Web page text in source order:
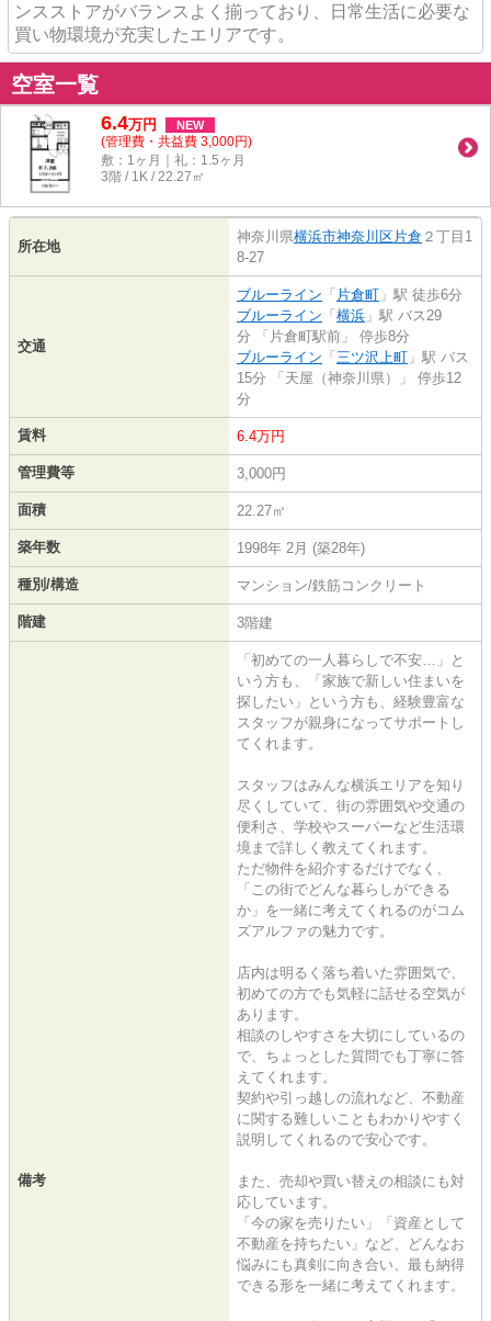
ンスストアがバランスよく揃っており、日常生活に必要な
買い物環境が充実したエリアです。
空室一覧
6.4万円 NEW
(管理費・共益費 3,000円)
敷：1ヶ月｜礼：1.5ヶ月
3階 / 1K / 22.27㎡
所在地
神奈川県横浜市神奈川区片倉 ２丁目1
8-27
交通
ブルーライン 「 片倉町 」駅 徒歩6分
ブルーライン 「 横浜 」駅 バス29
分 「片倉町駅前」 停歩8分
ブルーライン 「 三ツ沢上町 」駅 バス
15分 「天屋（神奈川県）」 停歩12
分
賃料 6.4万円
管理費等 3,000円
面積 22.27㎡
築年数 1998年 2月 (築28年)
種別/構造 マンション/鉄筋コンクリート
階建 3階建
備考
「初めての一人暮らしで不安…」と
いう方も、「家族で新しい住まいを
探したい」という方も、経験豊富な
スタッフが親身になってサポートし
てくれます。
スタッフはみんな横浜エリアを知り
尽くしていて、街の雰囲気や交通の
便利さ、学校やスーパーなど生活環
境まで詳しく教えてくれます。
ただ物件を紹介するだけでなく、
「この街でどんな暮らしができる
か」を一緒に考えてくれるのがコム
ズアルファの魅力です。
店内は明るく落ち着いた雰囲気で、
初めての方でも気軽に話せる空気が
あります。
相談のしやすさを大切にしているの
で、ちょっとした質問でも丁寧に答
えてくれます。
契約や引っ越しの流れなど、不動産
に関する難しいこともわかりやすく
説明してくれるので安心です。
また、売却や買い替えの相談にも対
応しています。
「今の家を売りたい」「資産として
不動産を持ちたい」など、どんなお
悩みにも真剣に向き合い、最も納得
できる形を一緒に考えてくれます。